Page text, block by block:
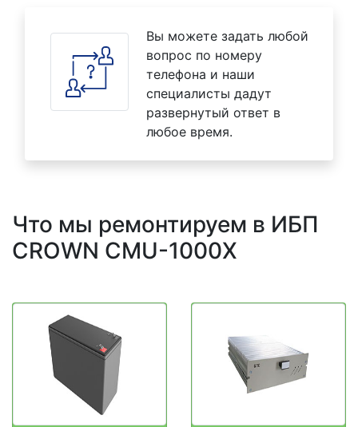
Вы можете задать любой
вопрос по номеру
телефона и наши
специалисты дадут
развернутый ответ в
любое время.
Что мы ремонтируем в ИБП
CROWN CMU-1000X